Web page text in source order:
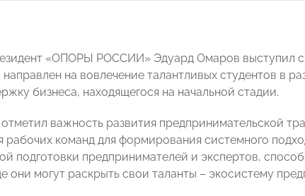
«ОПОРЫ РОССИИ» Эдуард Омаров выступил с
на вовлечение талантливых студентов в
бизнеса, находящегося на начальной стадии.
важность развития предпринимательской
рабочих команд для формирования системного
подготовки предпринимателей и экспертов,
они могут раскрыть свои таланты – экосистему